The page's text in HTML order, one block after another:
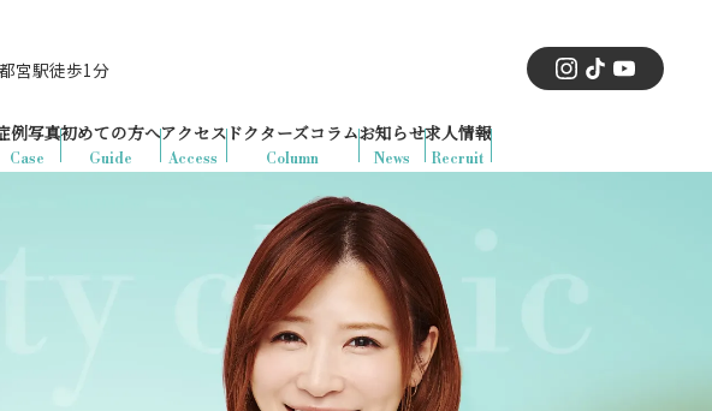
宮駅徒歩1分
Case
例写真
Guide
初めての方へ
Access
アクセス
Column
ドクターズコラム
News
お知らせ
Recruit
求人情報